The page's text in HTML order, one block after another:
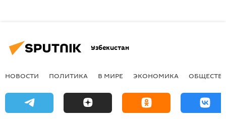
Узбекистан
НОВОСТИ ПОЛИТИКА В МИРЕ ЭКОНОМИКА